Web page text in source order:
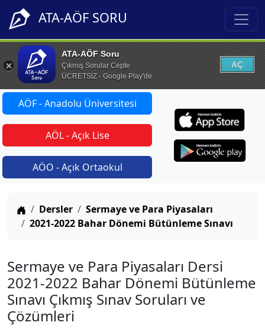
ATA-AÖF SORU
ATA-AÖF Soru
Çıkmış Sorular Cepte
ÜCRETSİZ - Google Play'de
AÇ
AÖF - Anadolu Üniversitesi
AÖL - Açık Lise
AÖO - Açık Ortaokul
Anasayfa
Dersler
Sermaye ve Para Piyasaları
2021-2022 Bahar Dönemi Bütünleme Sınavı
Sermaye ve Para Piyasaları Dersi
2021-2022 Bahar Dönemi Bütünleme
Sınavı Çıkmış Sınav Soruları ve
Çözümleri